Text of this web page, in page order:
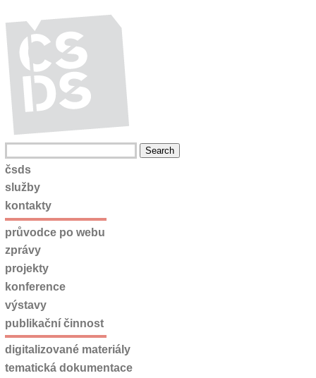
čsds
služby
kontakty
průvodce po webu
zprávy
projekty
konference
výstavy
publikační činnost
digitalizované materiály
tematická dokumentace